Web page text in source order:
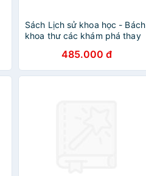
Sách Lịch sử khoa học - Bách
khoa thư các khám phá thay
485.000 đ